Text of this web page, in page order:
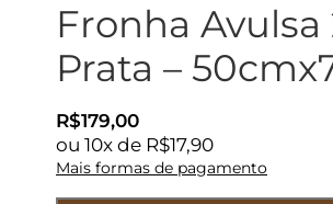
Fronha
Prata –
R$179,00
ou 10x de R$17,90
Mais formas de pagamento